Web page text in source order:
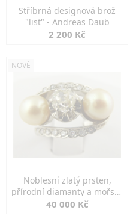
Stříbrná designová brož
"list" - Andreas Daub
2 200 Kč
NOVÉ
Noblesní zlatý prsten,
přírodní diamanty a mořské
perly
40 000 Kč